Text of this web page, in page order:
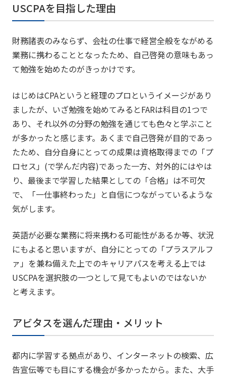
USCPAを目指した理由
財務諸表のみならず、会社の仕事で経営全般をながめる
業務に携わることとなったため、自己啓発の意味もあっ
て勉強を始めたのがきっかけです。
はじめはCPAというと経理のプロというイメージがあり
ましたが、いざ勉強を始めてみるとFARは科目の1つで
あり、それ以外の分野の勉強を通じても色々と学ぶこと
が多かったと感じます。あくまで自己啓発が目的であっ
たため、自分自身にとっての成果は資格取得までの「プ
ロセス」(で学んだ内容)であった一方、対外的にはやは
り、最後まで学習した結果としての「合格」は不可欠
で、「一仕事終わった」と自信につながっているような
気がします。
英語が必要な業務に将来携わる可能性があるか等、状況
にもよると思いますが、自分にとっての「プラスアルフ
ァ」を兼ね備えた上でのキャリアパスを考える上では
USCPAを選択肢の一つとして見てもよいのではないか
と考えます。
アビタスを選んだ理由・メリット
都内に学習する拠点があり、インターネットの検索、広
告宣伝等でも目にする機会が多かったから。また、大手